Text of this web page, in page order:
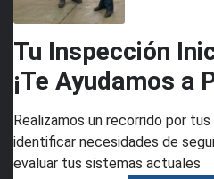
Tu Inspección
¡Te Ayudamos a
Realizamos un recorrido por
identificar necesidades de
evaluar tus sistemas actuales